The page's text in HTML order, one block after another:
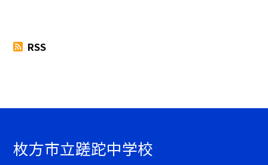
RSS
枚方市立蹉跎中学校